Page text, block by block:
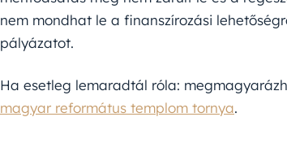
nem mondhat le a finanszírozási
pályázatot.
Ha esetleg lemaradtál róla:
magyar református templom tornya.